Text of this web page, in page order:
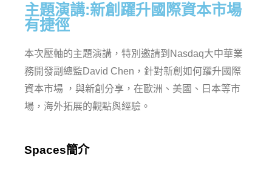
主題演講:新創躍升國際資本市場
有捷徑
本次壓軸的主題演講，特別邀請到Nasdaq大中華業
務開發副總監David Chen，針對新創如何躍升國際
資本市場 ，與新創分享，在歐洲、美國、日本等市
場，海外拓展的觀點與經驗。
Spaces簡介